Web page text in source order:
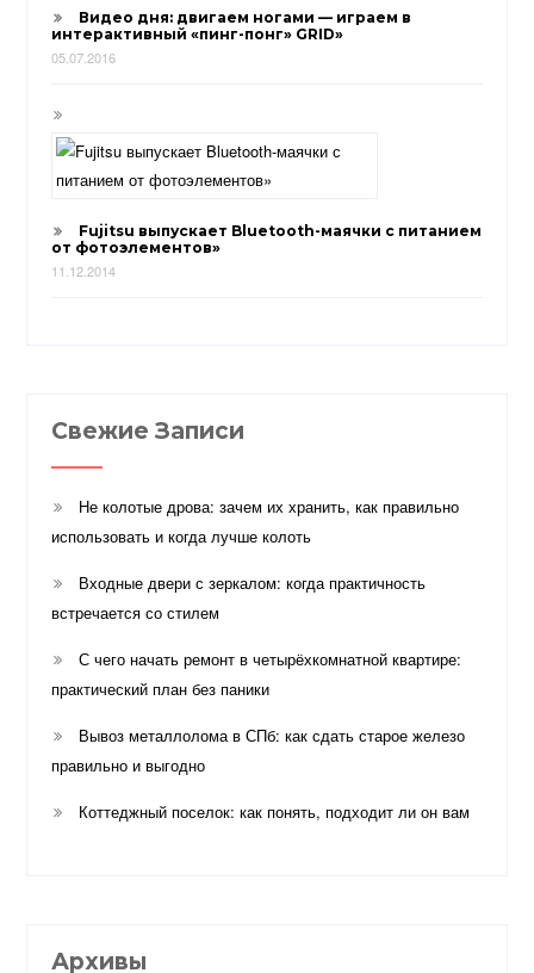
Видео дня: двигаем ногами — играем в
интерактивный «пинг-понг» GRID»
05.07.2016
Fujitsu выпускает Bluetooth-маячки с питанием
от фотоэлементов»
11.12.2014
Свежие Записи
Не колотые дрова: зачем их хранить, как правильно
использовать и когда лучше колоть
Входные двери с зеркалом: когда практичность
встречается со стилем
С чего начать ремонт в четырёхкомнатной квартире:
практический план без паники
Вывоз металлолома в СПб: как сдать старое железо
правильно и выгодно
Коттеджный поселок: как понять, подходит ли он вам
Архивы